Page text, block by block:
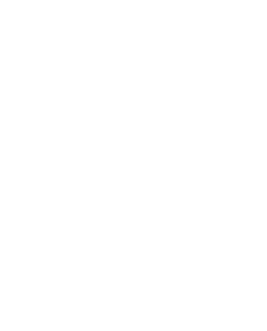
です。
ず変更すること